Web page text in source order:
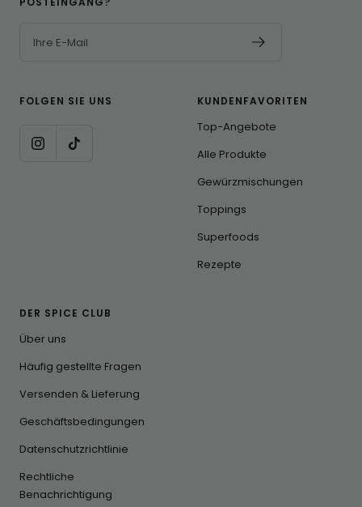
Ihre E-Mail
FOLGEN SIE UNS KUNDENFAVORITEN
Top-Angebote
Alle Produkte
Gewürzmischungen
Toppings
Superfoods
Rezepte
DER SPICE CLUB
Über uns
Häufig gestellte Fragen
Versenden & Lieferung
Geschäftsbedingungen
Datenschutzrichtlinie
Rechtliche
Benachrichtigung